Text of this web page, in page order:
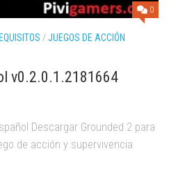
0
/JUEGOS DE ACCIÓN
v0.2.0.1.2181664
Descargar Grounded 2 para
de acción y supervivencia